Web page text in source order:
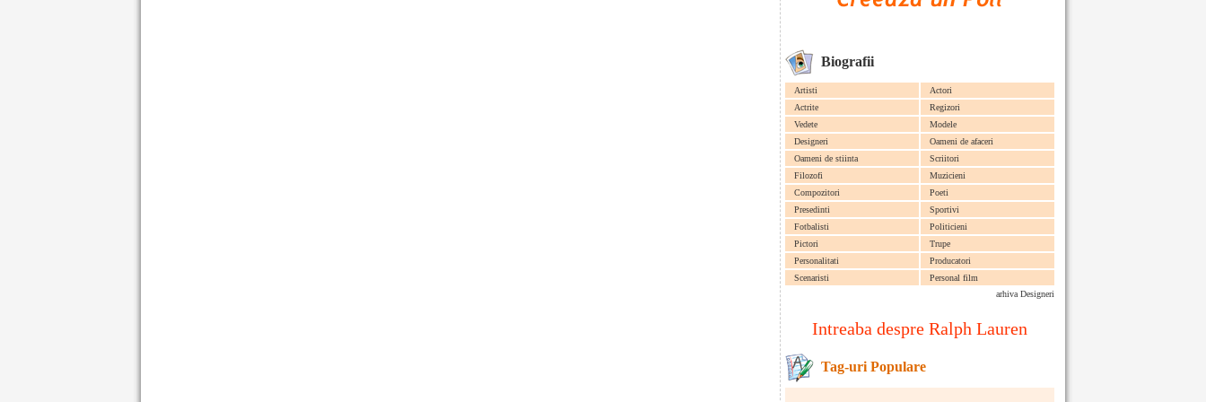
Biografii
Artisti
Actori
Actrite
Regizori
Vedete
Modele
Designeri
Oameni de afaceri
Oameni de stiinta
Scriitori
Filozofi
Muzicieni
Compozitori
Poeti
Presedinti
Sportivi
Fotbalisti
Politicieni
Pictori
Trupe
Personalitati
Producatori
Scenaristi
Personal film
arhiva Designeri
Intreaba despre Ralph Lauren
Tag-uri Populare